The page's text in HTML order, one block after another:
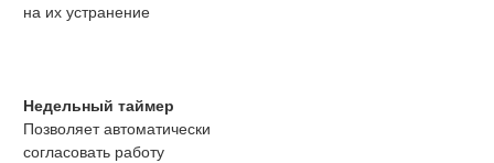
на их устранение
Недельный таймер
Позволяет автоматически
согласовать работу